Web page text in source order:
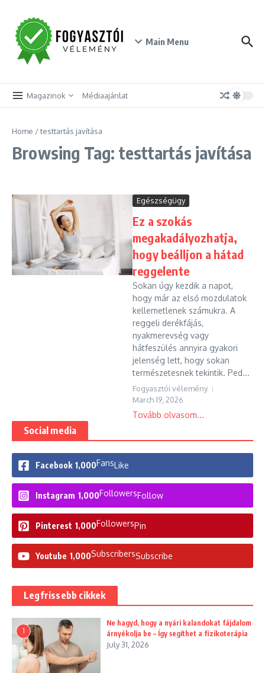
Main Menu
Magazinok Médiaajánlat
Home /testtartás javítása
Browsing Tag: testtartás javítása
Egészségügy
Ez a szokás
megakadályozhatja,
hogy beálljon a hátad
reggelente
Sokan úgy kezdik a napot,
hogy már az első mozdulatok
kellemetlenek számukra. A
reggeli derékfájás,
nyakmerevség vagy
hátfeszülés annyira gyakori
jelenség lett, hogy sokan
természetesnek tekintik. Ped...
Fogyasztói vélemény
March 19, 2026
Tovább olvasom...
Social media
Facebook 1,000FansLike
Instagram 1,000FollowersFollow
Pinterest 1,000FollowersPin
Youtube 1,000SubscribersSubscribe
Legfrissebb cikkek
1
Ne hagyd, hogy a nyári kalandokat fájdalom
árnyékolja be – Így segíthet a fizikoterápia
July 31, 2026